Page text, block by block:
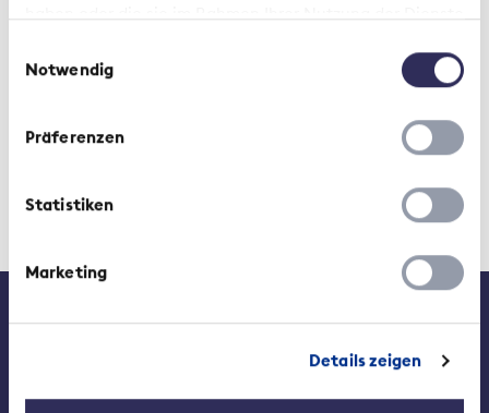
haben oder die sie im Rahmen Ihrer Nutzung der Dienste
Notwendig
Präferenzen
Statistiken
Marketing
Details zeigen
Contact